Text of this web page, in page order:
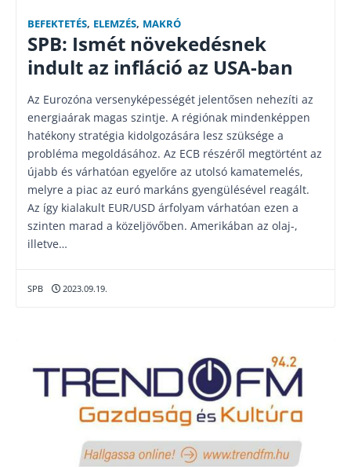
BEFEKTETÉS, ELEMZÉS, MAKRÓ
SPB: Ismét növekedésnek
indult az infláció az USA-ban
Az Eurozóna versenyképességét jelentősen nehezíti az
energiaárak magas szintje. A régiónak mindenképpen
hatékony stratégia kidolgozására lesz szüksége a
probléma megoldásához. Az ECB részéről megtörtént az
újabb és várhatóan egyelőre az utolsó kamatemelés,
melyre a piac az euró markáns gyengülésével reagált.
Az így kialakult EUR/USD árfolyam várhatóan ezen a
szinten marad a közeljövőben. Amerikában az olaj-,
illetve…
SPB 2023.09.19.